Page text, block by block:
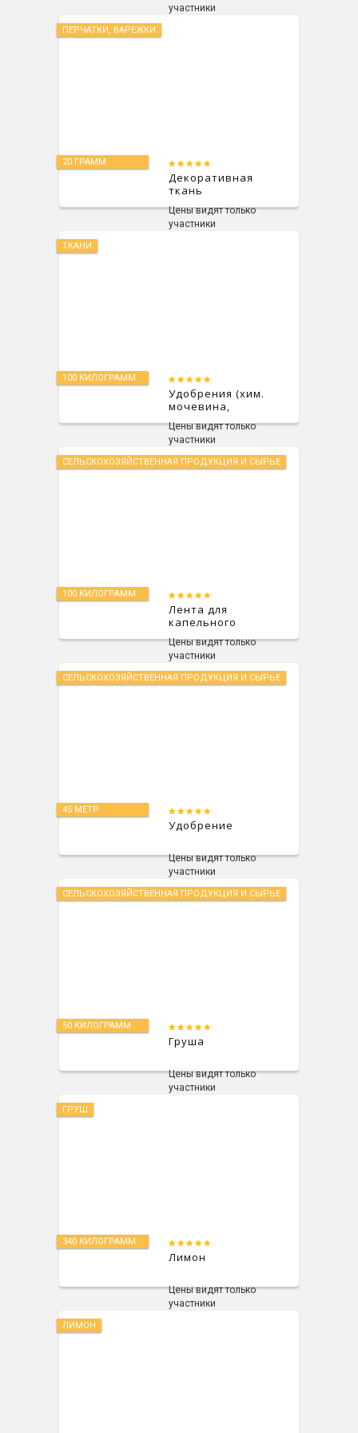
ПЕРЧАТКИ, ВАРЕЖКИ
20 ГРАММ
участники
ТКАНИ
100 КИЛОГРАММ
Декоративная
ткань
Цены видят только
участники
СЕЛЬСКОХОЗЯЙСТВЕННАЯ ПРОДУКЦИЯ И СЫРЬЕ
100 КИЛОГРАММ
Удобрения (хим.
мочевина,
удобрения,
жидкие
удобрения,
меламин)
Цены видят только
участники
СЕЛЬСКОХОЗЯЙСТВЕННАЯ ПРОДУКЦИЯ И СЫРЬЕ
45 МЕТР
Лента для
капельного
Цены видят только
участники
СЕЛЬСКОХОЗЯЙСТВЕННАЯ ПРОДУКЦИЯ И СЫРЬЕ
50 КИЛОГРАММ
Удобрение
Цены видят только
участники
ГРУШ
340 КИЛОГРАММ
Груша
Цены видят только
участники
ЛИМОН
Лимон
Цены видят только
участники